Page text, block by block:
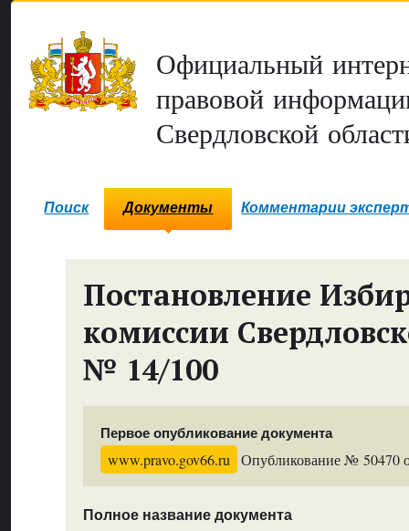
Официальный
правовой
Свердловской
Поиск Документы Комментарии
Постановление
комиссии
№ 14/100
Первое опубликование документа
www.pravo.gov66.ru Опубликование № 50470
Полное название документа